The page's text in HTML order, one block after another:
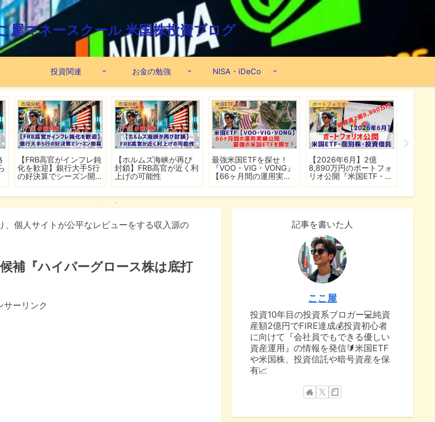
屋マネースクール 米国株投資ブログ
投資関連 お金の勉強 NISA・iDeCo
市場分析
【FRB高官がインフレ鈍
化を歓迎】銀行大手5行
の好決算でシーズン開
市場分析
【ホルムズ海峡が再び
封鎖】FRB高官が近く利
上げの可能性
米国ETF
最強米国ETFを探せ！
『VOO・VIG・VONG』
【66ヶ月間の運用実績
ポートフォリオ
【2026年6月】2億
8,890万円のポートフォ
リオ公開『米国ETF・個
個人サイトが公平なレビューをする収入源の
補『ハイパーグロース株は底打
サーリンク
記事を書いた人
ここ屋
投資10年目の投資系ブロガー💻純資
産額2億円でFIRE達成💰投資初心者
に向けて『会社員でもできる優しい
資産運用』の情報を発信🔰米国ETF
や米国株、投資信託や暗号資産を保
有📈